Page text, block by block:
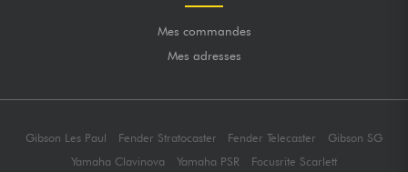
Mes commandes
Mes adresses
Gibson Les Paul Fender Stratocaster Fender Telecaster
Gibson SG
Yamaha Clavinova
Yamaha PSR
Focusrite Scarlett